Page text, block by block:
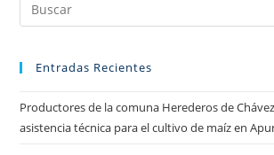
Entradas Recientes
Productores de la comuna Herederos de
asistencia técnica para el cultivo de maíz en